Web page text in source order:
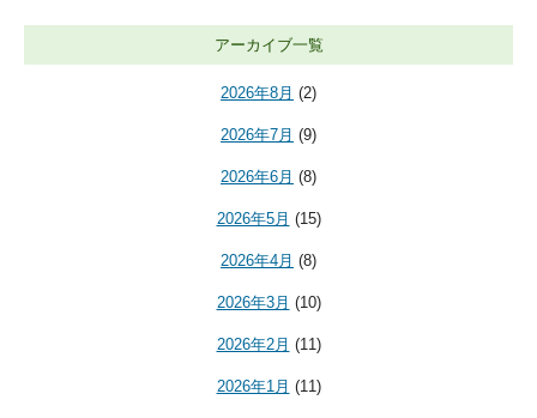
アーカイブ一覧
2026年8月 (2)
2026年7月 (9)
2026年6月 (8)
2026年5月 (15)
2026年4月 (8)
2026年3月 (10)
2026年2月 (11)
2026年1月 (11)